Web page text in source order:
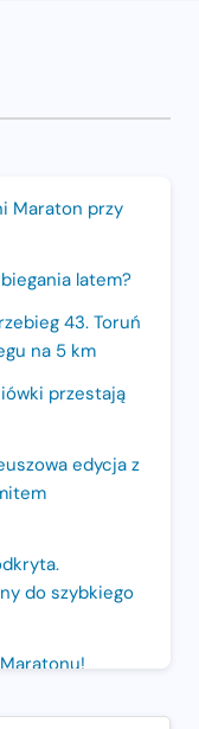
Maraton przy
latem?
43. Toruń
na 5 km
przestają
edycja z
do szybkiego